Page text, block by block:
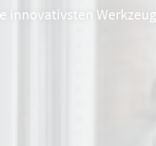
innovativsten